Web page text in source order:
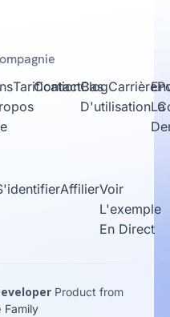
TarificationCas
D'utilisationLa
ContactBlogCarrière
AffilierVoir
L'exemple
En Direct
Product from
Family